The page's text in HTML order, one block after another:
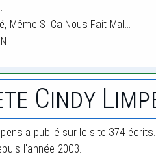
Même Si Ca Nous Fait Mal…
Cindy
a publié sur le site 374
l'année 2003.